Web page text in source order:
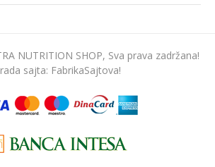
NUTRITION SHOP, Sva prava zadržana!
sajta: FabrikaSajtova!